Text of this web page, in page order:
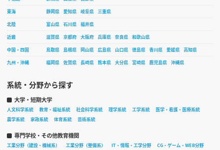
東海
静岡県 愛知県 岐阜県
三重県
北陸
富山県 石川県
福井県
近畿
滋賀県 京都府 大阪府 兵庫県 奈良県
和歌山県
中国・四国
鳥取県 島根県 岡山県 広島県 山口県 徳島県 香川県 愛媛県
高知県
九州・沖縄
福岡県 佐賀県 長崎県 熊本県 大分県 宮崎県 鹿児島県 沖縄県
系統・分野から探す
大学・短期大学
人文科学系統 教育・福祉系統 社会科学系統 理学系統 工学系統
医学・看護・医療系統
農学系統
家政系統 体育系統 芸術系統
専門学校・その他教育機関
工業分野（建設・機械系） 工業分野（整備系） IT・情報・工学分野
CG・ゲーム・WEB分野